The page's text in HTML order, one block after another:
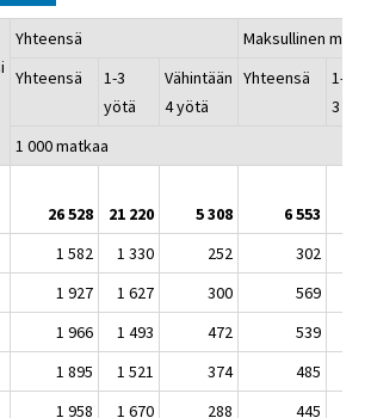
Yhteensä
Maksullinen
Yhteensä
1-3
yötä
Vähintään
4 yötä
Yhteensä
1-
3
1 000 matkaa
26 528 21 220 5 308 6 553
1 582 1 330 252 302
1 927 1 627 300 569
1 966 1 493 472 539
1 895 1 521 374 485
1 958 1 670 288 445